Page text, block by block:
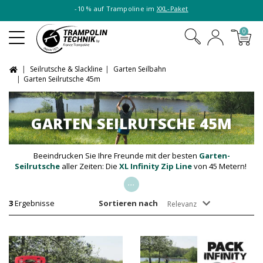
-10 % auf Trampoline imXXL-Paket
0
Seilrutsche & Slackline
Garten Seilbahn
Garten Seilrutsche 45m
GARTEN SEILRUTSCHE 45M
Beeindrucken Sie Ihre Freunde mit der besten Garten-
Seilrutsche aller Zeiten: Die XL Infinity Zip Linevon 45 Metern!
...
3Ergebnisse Sortieren nach Relevanz